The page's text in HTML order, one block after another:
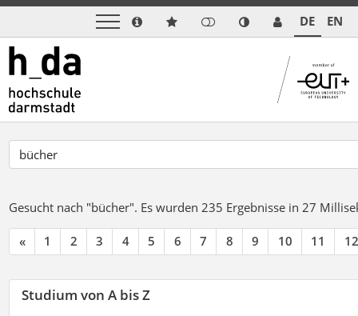
DE EN
Gesucht nach "bücher". Es wurden 235 Ergebnisse in 27
« 1 2 3 4 5 6 7 8 9 10 11 12
Studium von A bis Z